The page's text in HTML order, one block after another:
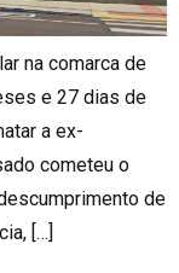
na comarca de
e 27 dias de
a ex-
cometeu o
de
[…]